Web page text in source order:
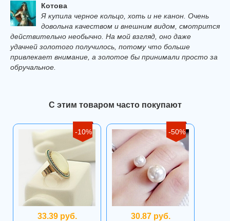
Котова
Я купила черное кольцо, хоть и не канон. Очень
довольна качеством и внешним видом, смотрится
действительно необычно. На мой взгляд, оно даже
удачней золотого получилось, потому что больше
привлекает внимание, а золотое бы принимали просто за
обручальное.
С этим товаром часто покупают
-10%
33.39 руб.
-50%
30.87 руб.